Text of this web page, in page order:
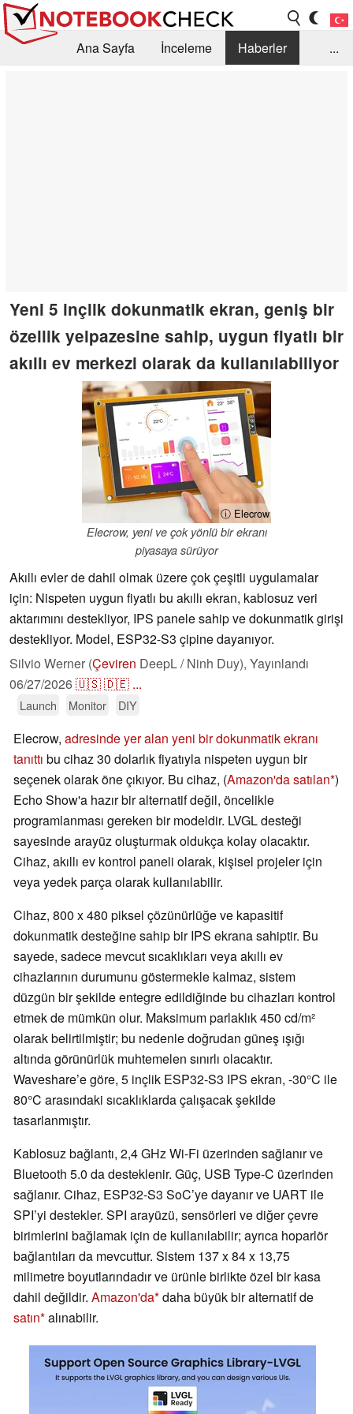
Ana Sayfa İnceleme
Haberler
...
Yeni 5 inçlik dokunmatik ekran, geniş bir
özellik yelpazesine sahip, uygun fiyatlı bir
akıllı ev merkezi olarak da kullanılabiliyor
ⓘ Elecrow
Elecrow, yeni ve çok yönlü bir ekranı
piyasaya sürüyor
Akıllı evler de dahil olmak üzere çok çeşitli uygulamalar
için: Nispeten uygun fiyatlı bu akıllı ekran, kablosuz veri
aktarımını destekliyor, IPS panele sahip ve dokunmatik girişi
destekliyor. Model, ESP32-S3 çipine dayanıyor.
Silvio Werner (Çeviren DeepL / Ninh Duy), Yayınlandı
06/27/2026🇺🇸🇩🇪 ...
Launch Monitor DIY
Elecrow, adresinde yer alan yeni bir dokunmatik ekranı
tanıttı bu cihaz 30 dolarlık fiyatıyla nispeten uygun bir
seçenek olarak öne çıkıyor. Bu cihaz, (Amazon'da satılan )
Echo Show'a hazır bir alternatif değil, öncelikle
programlanması gereken bir modeldir. LVGL desteği
sayesinde arayüz oluşturmak oldukça kolay olacaktır.
Cihaz, akıllı ev kontrol paneli olarak, kişisel projeler için
veya yedek parça olarak kullanılabilir.
Cihaz, 800 x 480 piksel çözünürlüğe ve kapasitif
dokunmatik desteğine sahip bir IPS ekrana sahiptir. Bu
sayede, sadece mevcut sıcaklıkları veya akıllı ev
cihazlarının durumunu göstermekle kalmaz, sistem
düzgün bir şekilde entegre edildiğinde bu cihazları kontrol
etmek de mümkün olur. Maksimum parlaklık 450 cd/m²
olarak belirtilmiştir; bu nedenle doğrudan güneş ışığı
altında görünürlük muhtemelen sınırlı olacaktır.
Waveshare’e göre, 5 inçlik ESP32-S3 IPS ekran, -30°C ile
80°C arasındaki sıcaklıklarda çalışacak şekilde
tasarlanmıştır.
Kablosuz bağlantı, 2,4 GHz Wi-Fi üzerinden sağlanır ve
Bluetooth 5.0 da desteklenir. Güç, USB Type-C üzerinden
sağlanır. Cihaz, ESP32-S3 SoC’ye dayanır ve UART ile
SPI’yi destekler. SPI arayüzü, sensörleri ve diğer çevre
birimlerini bağlamak için de kullanılabilir; ayrıca hoparlör
bağlantıları da mevcuttur. Sistem 137 x 84 x 13,75
milimetre boyutlarındadır ve ürünle birlikte özel bir kasa
dahil değildir. Amazon'da daha büyük bir alternatif de
satın alınabilir.